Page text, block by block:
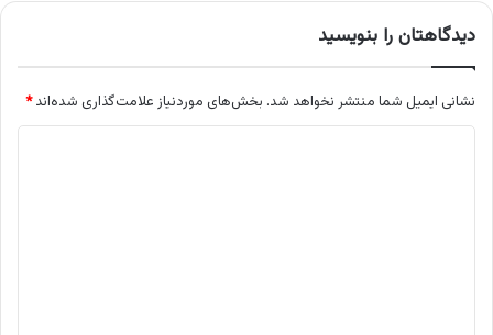
دیدگاهتان را بنویسید
نشانی ایمیل شما منتشر نخواهد شد. بخش‌های موردنیاز علامت‌گذاری شده‌اند*